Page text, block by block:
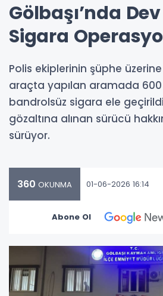
Gölbaşı’nda
Sigara
Polis ekiplerinin şüphe
araçta yapılan aramada
bandrolsüz sigara ele
gözaltına alınan sürücü
sürüyor.
360 OKUNMA 01-06-2026 16:14
Abone Ol